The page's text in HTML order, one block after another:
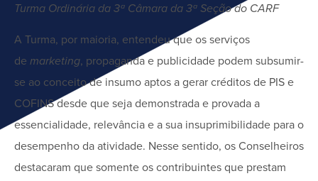
Turma Ordinária da 3ª Câmara da 3ª Seção do CARF
A Turma, por maioria, entendeu que os serviços
de marketing, propaganda e publicidade podem subsumir-
se ao conceito de insumo aptos a gerar créditos de PIS e
COFINS desde que seja demonstrada e provada a
essencialidade, relevância e a sua insuprimibilidade para o
desempenho da atividade. Nesse sentido, os Conselheiros
destacaram que somente os contribuintes que prestam